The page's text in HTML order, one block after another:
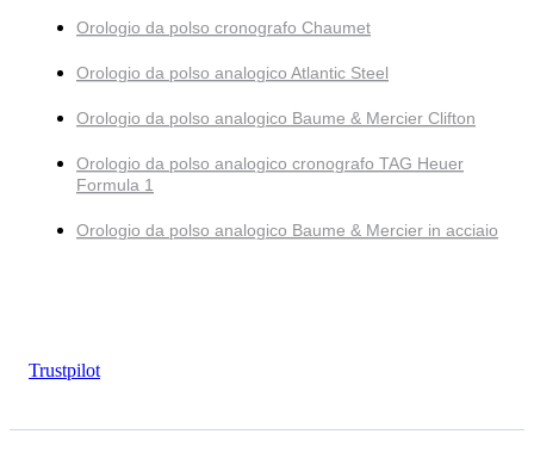
Orologio da polso cronografo Chaumet
Orologio da polso analogico Atlantic Steel
Orologio da polso analogico Baume & Mercier Clifton
Orologio da polso analogico cronografo TAG Heuer
Formula 1
Orologio da polso analogico Baume & Mercier in acciaio
Trustpilot